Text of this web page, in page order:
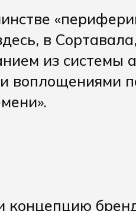
в
из системы
воплощениями